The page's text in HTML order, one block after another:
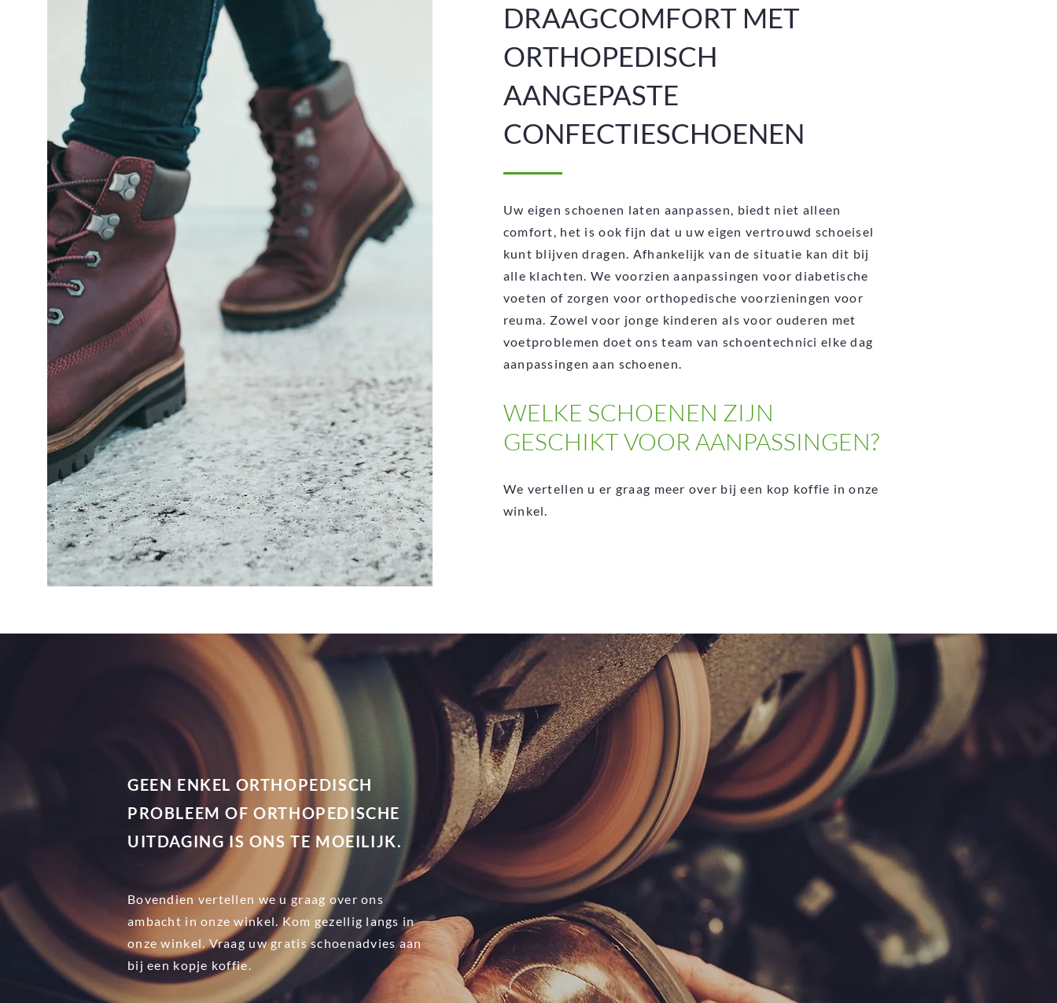
DRAAGCOMFORT MET
ORTHOPEDISCH
AANGEPASTE
CONFECTIESCHOENEN
Uw eigen schoenen laten aanpassen, biedt niet alleen
comfort, het is ook fijn dat u uw eigen vertrouwd schoeisel
kunt blijven dragen. Afhankelijk van de situatie kan dit bij
alle klachten. We voorzien aanpassingen voor diabetische
voeten of zorgen voor orthopedische voorzieningen voor
reuma. Zowel voor jonge kinderen als voor ouderen met
voetproblemen doet ons team van schoentechnici elke dag
aanpassingen aan schoenen.
WELKE SCHOENEN ZIJN
GESCHIKT VOOR AANPASSINGEN?
We vertellen u er graag meer over bij een kop koffie in onze
winkel.
GEEN ENKEL ORTHOPEDISCH
PROBLEEM OF ORTHOPEDISCHE
UITDAGING IS ONS TE MOEILIJK.
Bovendien vertellen we u graag over ons
ambacht in onze winkel. Kom gezellig langs in
onze winkel. Vraag uw gratis schoenadvies aan
bij een kopje koffie.